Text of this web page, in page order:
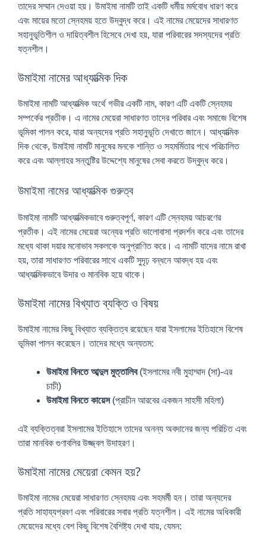
তাদের সম্মান দেওয়া হয়। উমাইমা নামটি তাই একটি ধর্মীয় মর্মবোধ ধারণ করে
এবং মায়ের মতো স্নেহময় হতে উদ্বুদ্ধ করে। এই নামের মেয়েদের সাধারণত
সহানুভূতিশীল ও দায়িত্বশীল হিসেবে দেখা হয়, যারা পরিবারের সদস্যদের প্রতি
যত্নশীল।
উমাইমা নামের আধ্যাত্মিক দিক
উমাইমা নামটি আধ্যাত্মিক অর্থে গভীর একটি নাম, কারণ এটি একটি স্নেহময়
সম্পর্কের প্রতীক। এ নামের মেয়েরা সাধারণত তাদের পরিবার এবং সমাজে বিশেষ
ভূমিকা পালন করে, যারা অন্যদের প্রতি সহানুভূতি দেখাতে জানে। আধ্যাত্মিক
দিক থেকে, উমাইমা নামটি মানুষের মনকে শান্তি ও সহমর্মিতার পথে পরিচালিত
করে এবং আল্লাহর সন্তুষ্টির উদ্দেশ্যে মানুষের সেবা করতে উদ্বুদ্ধ করে।
উমাইমা নামের আধ্যাত্মিক গুরুত্ব
উমাইমা নামটি আধ্যাত্মিকভাবে গুরুত্বপূর্ণ, কারণ এটি স্নেহময় আচরণের
প্রতীক। এই নামের মেয়েরা অন্যের প্রতি ভালোবাসা প্রদর্শন করে এবং তাদের
মধ্যে থাকা দয়ার মনোভাব সকলকে অনুপ্রাণিত করে। এ নামটি যাদের নামে রাখা
হয়, তারা সাধারণত পরিবারের সাথে একটি সুদৃঢ় বন্ধনে আবদ্ধ হয় এবং
আধ্যাত্মিকভাবে উদার ও মানবিক হয়ে থাকে।
উমাইমা নামের বিখ্যাত ব্যক্তি ও বিষয়
উমাইমা নামের কিছু বিখ্যাত ব্যক্তিত্ব রয়েছেন যারা ইসলামের ইতিহাসে বিশেষ
ভূমিকা পালন করেছেন। তাদের মধ্যে অন্যতম:
উমাইমা বিনতে আব্দুল মুত্তালিব(ইসলামের নবী মুহাম্মাদ (সা)-এর
চাচী)
উমাইমা বিনতে কায়েস(প্রাচীন আরবের একজন সাহসী মহিলা)
এই ব্যক্তিত্বরা ইসলামের ইতিহাসে তাদের অনন্য অবদানের জন্য পরিচিত এবং
তারা মানবিক গুণাবলির উজ্জ্বল উদাহরণ।
উমাইমা নামের মেয়েরা কেমন হয়?
উমাইমা নামের মেয়েরা সাধারণত স্নেহময় এবং সহমর্মী হন। তারা অন্যদের
প্রতি সাহায্যপ্রবণ এবং পরিবারের সবার প্রতি যত্নশীল। এই নামের অধিকারী
মেয়েদের মধ্যে বেশ কিছু বিশেষ বৈশিষ্ট্য দেখা যায়, যেমন: